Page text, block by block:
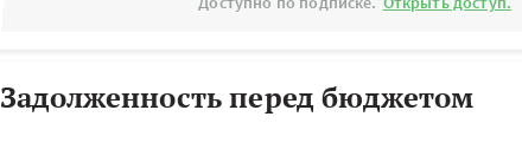
Задолженность перед бюджетом